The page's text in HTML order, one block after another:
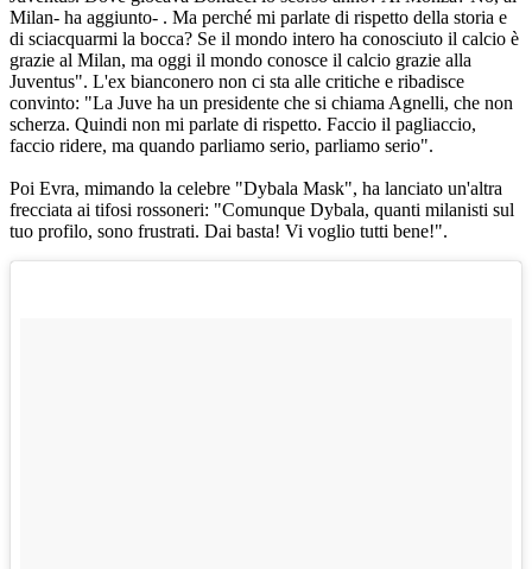
Milan- ha aggiunto- . Ma perché mi parlate di rispetto della storia e
di sciacquarmi la bocca? Se il mondo intero ha conosciuto il calcio è
grazie al Milan, ma oggi il mondo conosce il calcio grazie alla
Juventus". L'ex bianconero non ci sta alle critiche e ribadisce
convinto: "La Juve ha un presidente che si chiama Agnelli, che non
scherza. Quindi non mi parlate di rispetto. Faccio il pagliaccio,
faccio ridere, ma quando parliamo serio, parliamo serio".
Poi Evra, mimando la celebre "Dybala Mask", ha lanciato un'altra
frecciata ai tifosi rossoneri: "Comunque Dybala, quanti milanisti sul
tuo profilo, sono frustrati. Dai basta! Vi voglio tutti bene!".